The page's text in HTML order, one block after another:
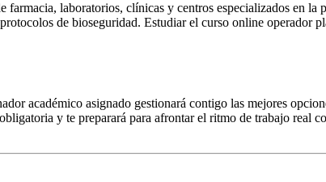
laboratorios, clínicas y centros especializados en la
de bioseguridad. Estudiar el curso online operador
académico asignado gestionará contigo las mejores
y te preparará para afrontar el ritmo de trabajo real